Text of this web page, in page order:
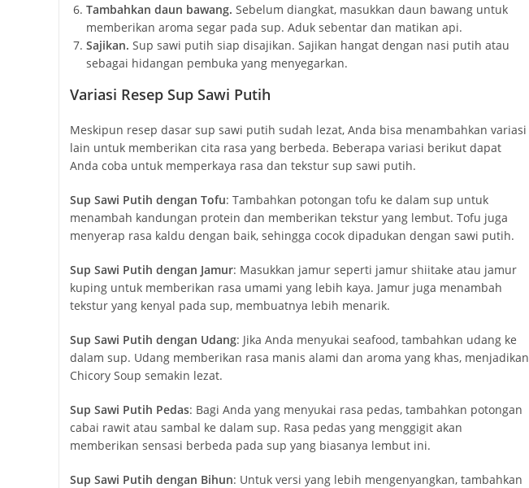
Tambahkan daun bawang. Sebelum diangkat, masukkan daun bawang untuk
memberikan aroma segar pada sup. Aduk sebentar dan matikan api.
Sajikan. Sup sawi putih siap disajikan. Sajikan hangat dengan nasi putih atau
sebagai hidangan pembuka yang menyegarkan.
Variasi Resep Sup Sawi Putih
Meskipun resep dasar sup sawi putih sudah lezat, Anda bisa menambahkan variasi
lain untuk memberikan cita rasa yang berbeda. Beberapa variasi berikut dapat
Anda coba untuk memperkaya rasa dan tekstur sup sawi putih.
Sup Sawi Putih dengan Tofu: Tambahkan potongan tofu ke dalam sup untuk
menambah kandungan protein dan memberikan tekstur yang lembut. Tofu juga
menyerap rasa kaldu dengan baik, sehingga cocok dipadukan dengan sawi putih.
Sup Sawi Putih dengan Jamur: Masukkan jamur seperti jamur shiitake atau jamur
kuping untuk memberikan rasa umami yang lebih kaya. Jamur juga menambah
tekstur yang kenyal pada sup, membuatnya lebih menarik.
Sup Sawi Putih dengan Udang: Jika Anda menyukai seafood, tambahkan udang ke
dalam sup. Udang memberikan rasa manis alami dan aroma yang khas, menjadikan
Chicory Soup semakin lezat.
Sup Sawi Putih Pedas: Bagi Anda yang menyukai rasa pedas, tambahkan potongan
cabai rawit atau sambal ke dalam sup. Rasa pedas yang menggigit akan
memberikan sensasi berbeda pada sup yang biasanya lembut ini.
Sup Sawi Putih dengan Bihun: Untuk versi yang lebih mengenyangkan, tambahkan